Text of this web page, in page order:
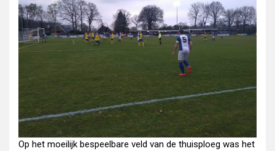
Op het moeilijk bespeelbare veld van de thuisploeg was het